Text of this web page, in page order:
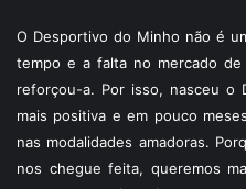
O Desportivo do Minho não é
tempo e a falta no mercado de
reforçou-a. Por isso, nasceu o
mais positiva e em pouco
nas modalidades amadoras.
nos chegue feita, queremos